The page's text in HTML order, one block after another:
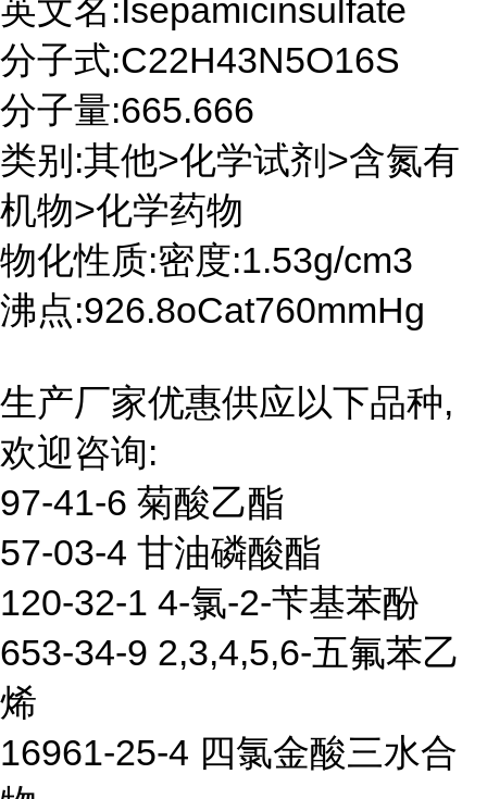
英文名:Isepamicinsulfate
分子式:C22H43N5O16S
分子量:665.666
类别:其他>化学试剂>含氮有
机物>化学药物
物化性质:密度:1.53g/cm3
沸点:926.8oCat760mmHg
生产厂家优惠供应以下品种,
欢迎咨询:
97-41-6 菊酸乙酯
57-03-4 甘油磷酸酯
120-32-1 4-氯-2-苄基苯酚
653-34-9 2,3,4,5,6-五氟苯乙
烯
16961-25-4 四氯金酸三水合